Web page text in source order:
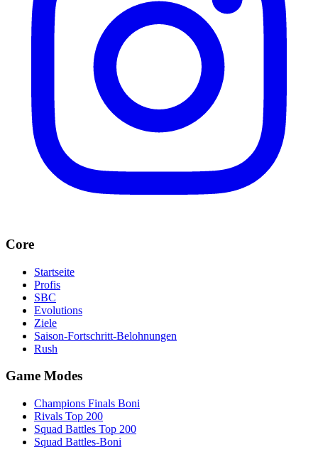
Core
Startseite
Profis
SBC
Evolutions
Ziele
Saison-Fortschritt-Belohnungen
Rush
Game Modes
Champions Finals Boni
Rivals Top 200
Squad Battles Top 200
Squad Battles-Boni